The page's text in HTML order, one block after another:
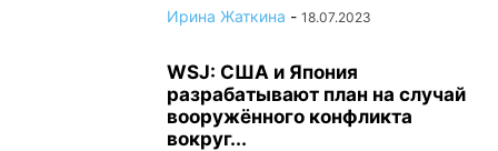
Ирина Жаткина - 18.07.2023
WSJ: США и Япония
разрабатывают план на случай
вооружённого конфликта
вокруг...